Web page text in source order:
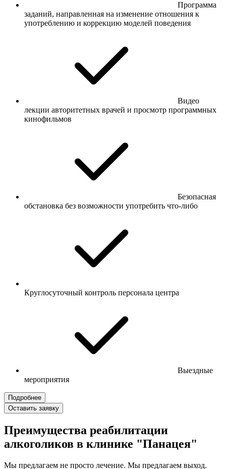
Программа
заданий, направленная на изменение отношения к
употреблению и коррекцию моделей поведения
Видео
лекции авторитетных врачей и просмотр программных
кинофильмов
Безопасная
обстановка без возможности употребить что-либо
Круглосуточный контроль персонала центра
Выездные
мероприятия
Подробнее
Оставить заявку
Преимущества реабилитации
алкоголиков в клинике "Панацея"
Мы предлагаем не просто лечение. Мы предлагаем выход.